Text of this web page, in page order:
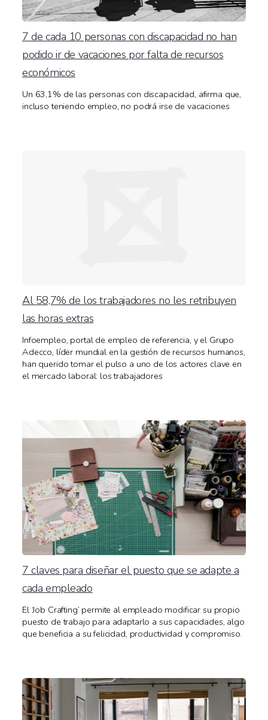
7 de cada 10 personas con discapacidad no han
podido ir de vacaciones por falta de recursos
económicos
Un 63,1% de las personas con discapacidad, afirma que,
incluso teniendo empleo, no podrá irse de vacaciones
Al 58,7% de los trabajadores no les retribuyen
las horas extras
Infoempleo, portal de empleo de referencia, y el Grupo
Adecco, líder mundial en la gestión de recursos humanos,
han querido tomar el pulso a uno de los actores clave en
el mercado laboral: los trabajadores
7 claves para diseñar el puesto que se adapte a
cada empleado
El ‘Job Crafting’ permite al empleado modificar su propio
puesto de trabajo para adaptarlo a sus capacidades, algo
que beneficia a su felicidad, productividad y compromiso.